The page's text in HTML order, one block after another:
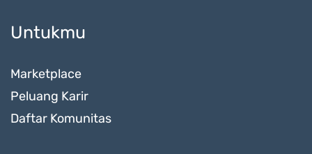
Untukmu
Marketplace
Peluang Karir
Daftar Komunitas